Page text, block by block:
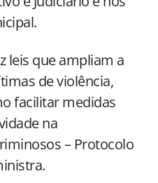
leis que ampliam a
de violência,
facilitar medidas
na
– Protocolo